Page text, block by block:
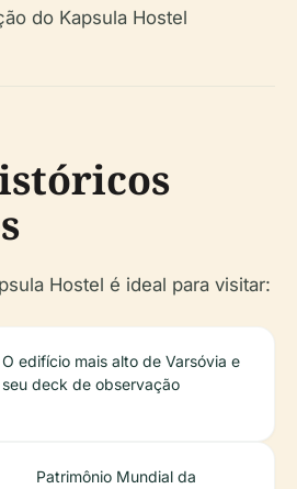
Hostel é ideal para visitar:
O edifício mais alto de Varsóvia e
seu deck de observação
Patrimônio Mundial da